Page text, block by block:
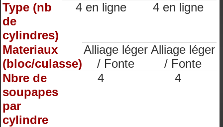
Type (nb
de
cylindres)
4 en ligne 4 en ligne
Materiaux
(bloc/culasse)
Alliage léger
/ Fonte
Alliage léger
/ Fonte
Nbre de
soupapes
par
cylindre
4 4